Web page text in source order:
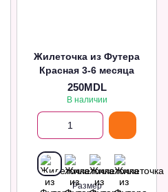
Жилеточка из Футера
Красная 3-6 месяца
250MDL
В наличии
Размер